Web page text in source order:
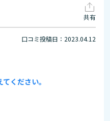
共有
口コミ投稿日：2023.04.12
ください。